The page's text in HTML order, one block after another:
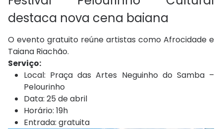
destaca nova cena baiana
O evento gratuito reúne artistas como Afrocidade e
Taiana Riachão.
Serviço:
Local: Praça das Artes Neguinho do Samba –
Pelourinho
Data: 25 de abril
Horário: 19h
Entrada: gratuita